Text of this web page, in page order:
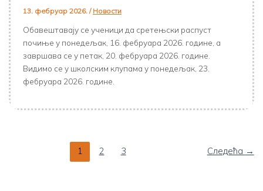
13. фебруар 2026. / Новости
Обавештавају се ученици да сретењски распуст
почиње у понедељак, 16. фебруара 2026. године, а
завршава се у петак, 20. фебруара 2026. године.
Видимо се у школским клупама у понедељак, 23.
фебруара 2026. године.
1 2 3 Следећа →